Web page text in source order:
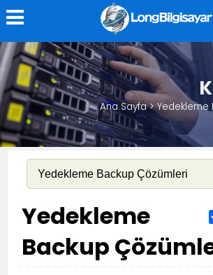
Ana Sayfa >
Yedekleme
Backup